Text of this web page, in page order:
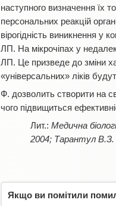
наступного визначення їх
персональних реакцій
вірогідність виникнення у
ЛП. На мікрочіпах у
ЛП. Це призведе до зміни
«універсальних» ліків
Ф. дозволить створити на
чого підвищиться
Медична
2004; Тарантул В.З.
Якщо ви помітили